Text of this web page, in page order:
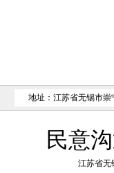
地址：江苏省无锡市崇
民意
江苏省无